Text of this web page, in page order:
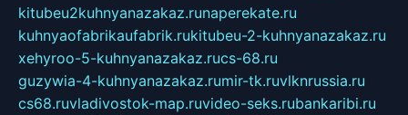
kitubeu2kuhnyanazakaz.runaperekate.ru
kuhnyaofabrikaufabrik.rukitubeu-2-kuhnyanazakaz.ru
xehyroo-5-kuhnyanazakaz.rucs-68.ru
guzywia-4-kuhnyanazakaz.rumir-tk.ruvlknrussia.ru
cs68.ruvladivostok-map.ruvideo-seks.rubankaribi.ru